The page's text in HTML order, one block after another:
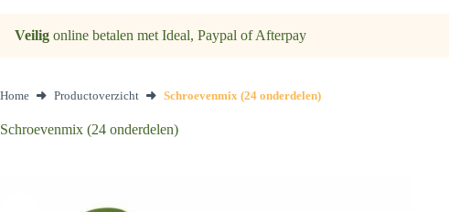
Veilig online betalen met Ideal, Paypal of Afterpay
Home Productoverzicht Schroevenmix (24 onderdelen)
Schroevenmix (24 onderdelen)